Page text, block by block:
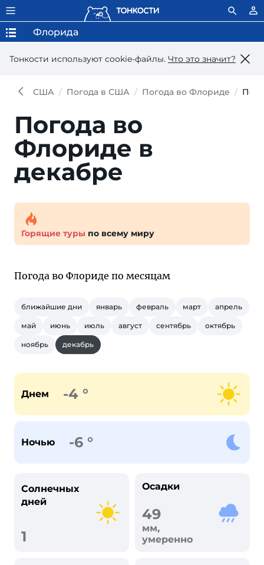
Тонкости используют сookie-файлы. Что это значит?
Флорида
США Погода в США Погода во Флориде
Погода во
Флориде в
декабре
Горящие туры по всему миру
Погода во Флориде по месяцам
ближайшие дни январь февраль март апрель
май июнь июль август сентябрь октябрь
ноябрь декабрь
Днем -4 °
Ночью -6 °
Солнечных
дней
1
Осадки
49
мм,
умеренно